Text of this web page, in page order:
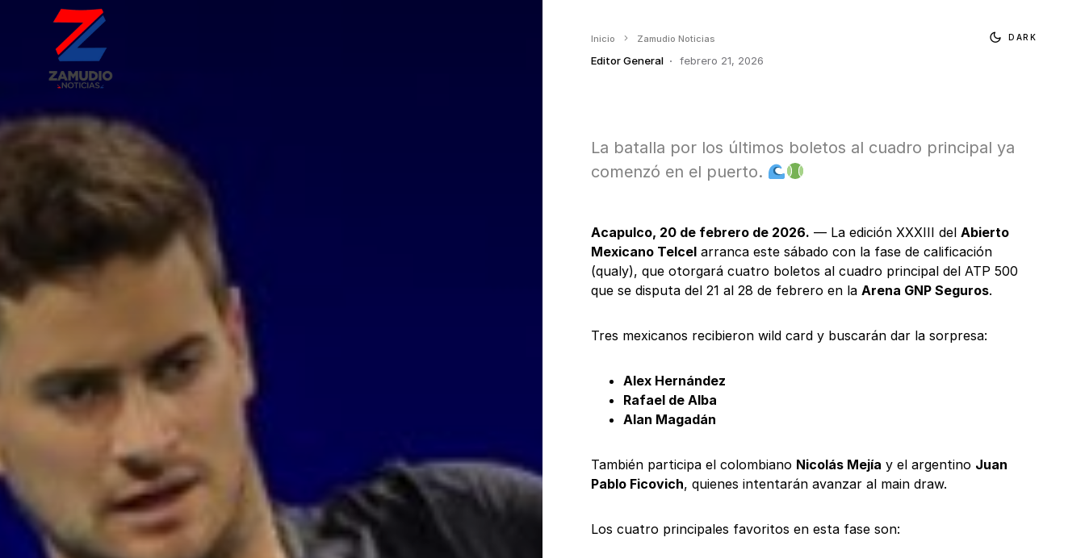
Inicio Zamudio Noticias
Editor General febrero 21, 2026
DARK
La batalla por los últimos boletos al cuadro principal ya
comenzó en el puerto.
Acapulco, 20 de febrero de 2026. — La edición XXXIII del Abierto
Mexicano Telcel arranca este sábado con la fase de calificación
(qualy), que otorgará cuatro boletos al cuadro principal del ATP 500
que se disputa del 21 al 28 de febrero en la Arena GNP Seguros.
Tres mexicanos recibieron wild card y buscarán dar la sorpresa:
Alex Hernández
Rafael de Alba
Alan Magadán
También participa el colombiano Nicolás Mejía y el argentino Juan
Pablo Ficovich, quienes intentarán avanzar al main draw.
Los cuatro principales favoritos en esta fase son: